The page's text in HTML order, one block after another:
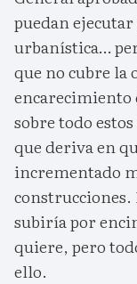
puedan
urbanística…
que no cubre la
encarecimiento
sobre todo
que deriva en
incrementado
construcciones.
subiría por
quiere, pero
ello.